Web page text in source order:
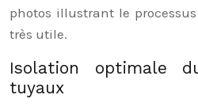
photos illustrant le
très utile.
Isolation optimale
tuyaux